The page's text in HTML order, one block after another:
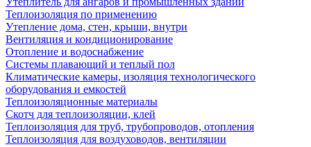
Теплоизоляция по применению
Утепление дома, стен, крыши, внутри
Вентиляция и кондиционирование
Отопление и водоснабжение
Системы плавающий и теплый пол
Климатические камеры, изоляция технологического
оборудования и емкостей
Теплоизоляционные материалы
Скотч для теплоизоляции, клей
Теплоизоляция для труб, трубопроводов, отопления
Теплоизоляция для воздуховодов, вентиляции